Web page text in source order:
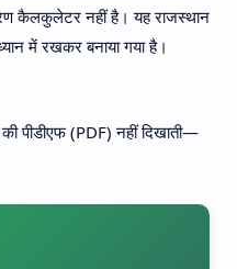
कैलकुलेटर नहीं है। यह राजस्थान
में रखकर बनाया गया है।
पीडीएफ (PDF) नहीं दिखाती—